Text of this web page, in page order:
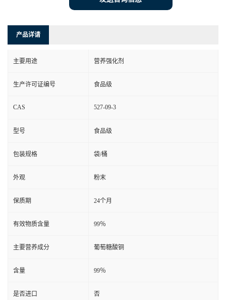
产品详请
主要用途 营养强化剂
生产许可证编号 食品级
CAS 527-09-3
型号 食品级
包装规格 袋/桶
外观 粉末
保质期 24个月
有效物质含量 99％
主要营养成分 葡萄糖酸铜
含量 99％
是否进口 否